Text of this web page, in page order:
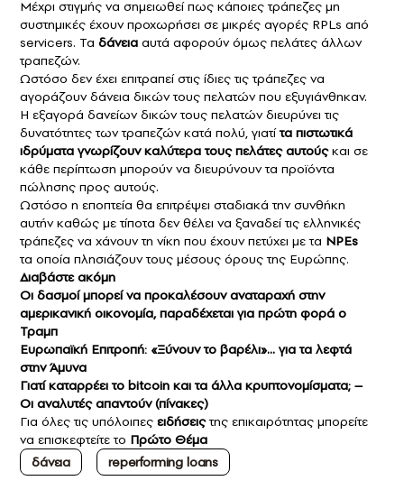
Μέχρι στιγμής να σημειωθεί πως κάποιες τράπεζες μη
συστημικές έχουν προχωρήσει σε μικρές αγορές RPLs από
servicers. Τα δάνεια αυτά αφορούν όμως πελάτες άλλων
τραπεζών.
Ωστόσο δεν έχει επιτραπεί στις ίδιες τις τράπεζες να
αγοράζουν δάνεια δικών τους πελατών που εξυγιάνθηκαν.
Η εξαγορά δανείων δικών τους πελατών διευρύνει τις
δυνατότητες των τραπεζών κατά πολύ, γιατίτα πιστωτικά
ιδρύματα γνωρίζουν καλύτερα τους πελάτες αυτούςκαι σε
κάθε περίπτωση μπορούν να διευρύνουν τα προϊόντα
πώλησης προς αυτούς.
Ωστόσο η εποπτεία θα επιτρέψει σταδιακά την συνθήκη
αυτήν καθώς με τίποτα δεν θέλει να ξαναδεί τις ελληνικές
τράπεζες να χάνουν τη νίκη που έχουν πετύχει με τα NPEs
τα οποία πλησιάζουν τους μέσους όρους της Ευρώπης.
Διαβάστε ακόμη
Οι δασμοί μπορεί να προκαλέσουν αναταραχή στην
αμερικανική οικονομία, παραδέχεται για πρώτη φορά ο
Τραμπ
Ευρωπαϊκή Επιτροπή: «Ξύνουν το βαρέλι»… για τα λεφτά
στην Άμυνα
Γιατί καταρρέει το bitcoin και τα άλλα κρυπτονομίσματα; –
Οι αναλυτές απαντούν (πίνακες)
Για όλες τις υπόλοιπες ειδήσεις της επικαιρότητας μπορείτε
να επισκεφτείτε το Πρώτο Θέμα
δάνεια
reperforming loans